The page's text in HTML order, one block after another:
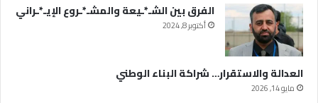
الفرق بين الشـ*ـيعة والمشـ*ـروع الإيـ*ـراني
أكتوبر 8, 2024
العدالة والاستقرار… شراكة البناء الوطني
مايو 14, 2026